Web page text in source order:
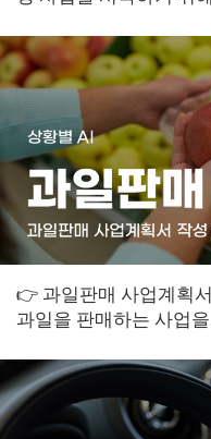
👉 과일판매 사업계획
과일을 판매하는 사업